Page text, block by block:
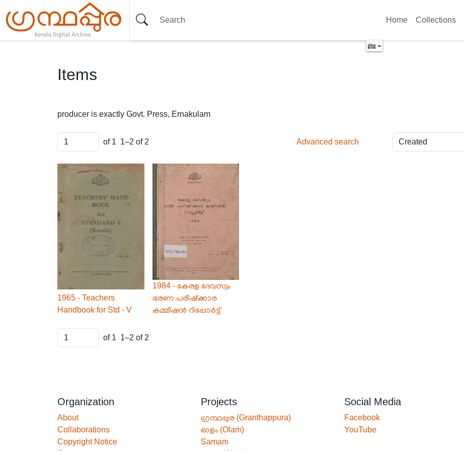
Home Collections
Items
producer is exactly Govt. Press, Ernakulam
of 1 1–2 of 2 Advanced search
1965 - Teachers
Handbook for Std - V
1984 - കേരള ദേവസ്വം
ഭരണ പരിഷ്ക്കാര
കമ്മീഷൻ റിപ്പോർട്ട്
of 1 1–2 of 2
Organization
About
Collaborations
Copyright Notice
Projects
ഗ്രന്ഥപ്പുര (Granthappura)
ഓളം (Olam)
Samam
Social Media
Facebook
YouTube